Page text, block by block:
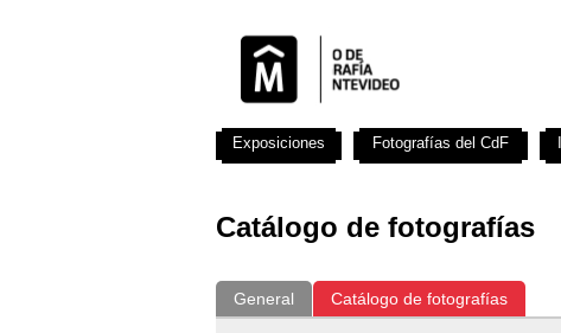
Catálogo de fotografías
General Catálogo de fotografías
Exposiciones Fotografías del CdF